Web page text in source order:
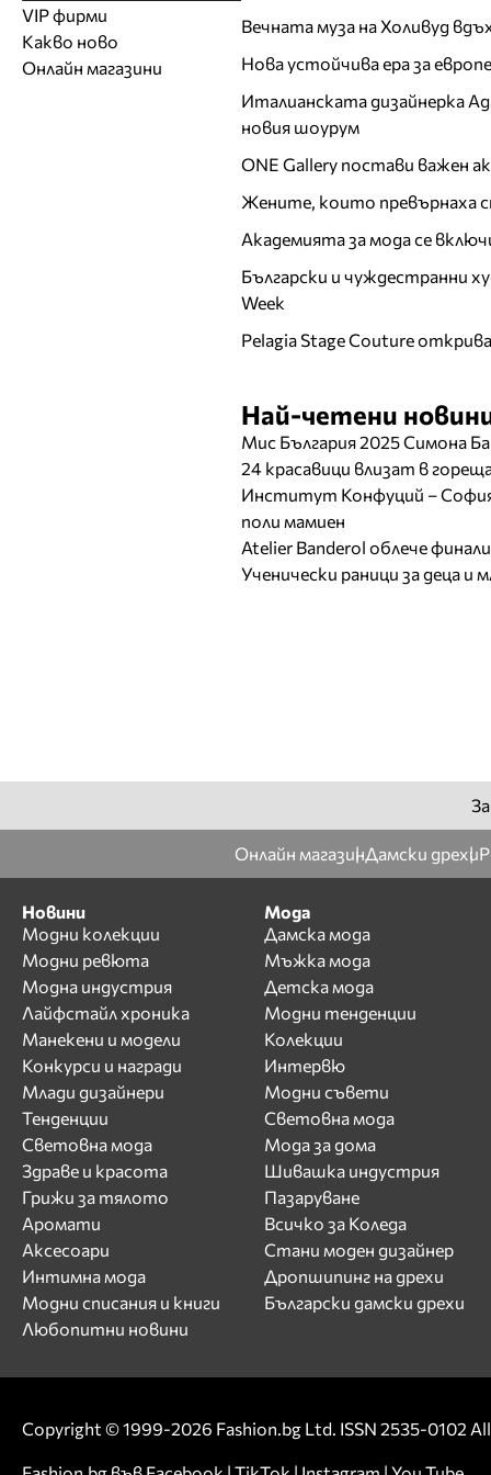
Вечната муза на Холивуд
Нова устойчива ера за
Италианската дизайнерка
новия шоурум
ONE Gallery постави важен
Жените, които превърнаха
Академията за мода се
Български и чуждестранни
Week
Pelagia Stage Couture
Най-четени
Мис България 2025 Симона
24 красавици влизат в
Институт Конфуций –
поли мамиен
Atelier Banderol облече
Ученически раници за деца и
Бански костюми
Модни дизайнери
Бутици
Обувки
Други аксесоари
Солариуми
Фитнес и здраве
Работа на ишлеме
CAD/CAM услуги
Модели
Образователни
Модни списания
Сватбени агенции
Магазини за дрехи
Магазини за обувки
Магазини за aксесоари
VIP фирми
Какво ново
Онлайн магазини
Онлайн магазинДамски дрехи
Новини
Модни колекции
Модни ревюта
Модна индустрия
Лайфстайл хроника
Манекени и модели
Конкурси и награди
Млади дизайнери
Тенденции
Световна мода
Здраве и красота
Грижи за тялото
Аромати
Аксесоари
Интимна мода
Модни списания и книги
Любопитни новини
Мода
Дамска мода
Мъжка мода
Детска мода
Модни тенденции
Колекции
Интервю
Модни съвети
Световна мода
Мода за дома
Шивашка индустрия
Пазаруване
Всичко за Коледа
Стани моден дизайнер
Дропшипинг на дрехи
Български дамски дрехи
Copyright © 1999-2026 Fashion.bg Ltd. ISSN 2535-0102